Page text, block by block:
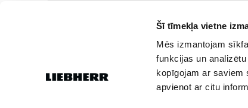
Šī tīmekļa vietne
Mēs izmantojam
funkcijas un
kopīgojam ar saviem
apvienot ar citu